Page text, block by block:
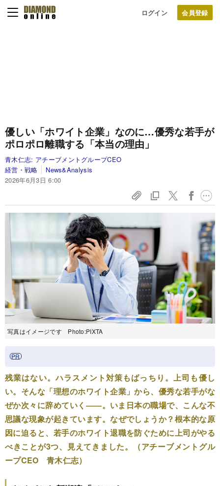
ログイン
優しい「ホワイト企業」なのに…優秀な若手が
ポロポロ離職する「本当の理由」
青木仁志: アチーブメントグループCEO
経営・戦略
News&Analysis
2026年6月3日 6:00
写真はイメージです Photo:PIXTA
残業はない。ハラスメント対策もばっちり。上司も優し
い。そんな「理想のホワイト企業」から、優秀な若手がな
ぜか次々に辞めていく――。いま日本の職場で、こんな不
思議な現象が起きています。なぜでしょうか？根本的な原
因に迫ると、若手のホワイト退職を防ぐために上司がやる
べきことが3つ、見えてきました。（アチーブメントグル
ープCEO 青木仁志）